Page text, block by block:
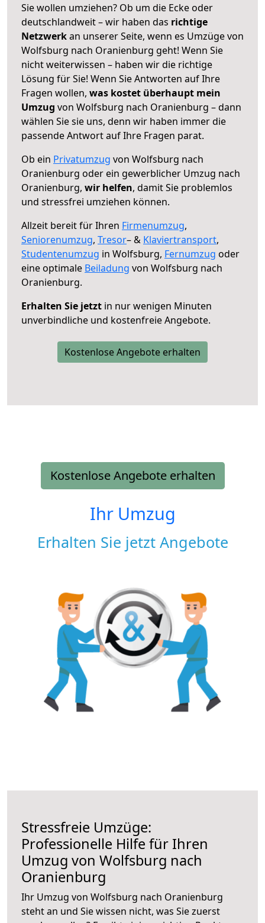
Sie wollen umziehen? Ob um die Ecke oder
deutschlandweit – wir haben das richtige
Netzwerkan unserer Seite, wenn es Umzüge von
Wolfsburg nach Oranienburg geht! Wenn Sie
nicht weiterwissen – haben wir die richtige
Lösung für Sie! Wenn Sie Antworten auf Ihre
Fragen wollen, was kostet überhaupt mein
Umzug von Wolfsburg nach Oranienburg – dann
wählen Sie sie uns, denn wir haben immer die
passende Antwort auf Ihre Fragen parat.
Ob ein Privatumzug von Wolfsburg nach
Oranienburg oder ein gewerblicher Umzug nach
Oranienburg, wir helfen, damit Sie problemlos
und stressfrei umziehen können.
Allzeit bereit für Ihren Firmenumzug,
Seniorenumzug, Tresor– & Klaviertransport,
Studentenumzug in Wolfsburg, Fernumzug oder
eine optimale Beiladung von Wolfsburg nach
Oranienburg.
Erhalten Sie jetzt in nur wenigen Minuten
unverbindliche und kostenfreie Angebote.
Kostenlose Angebote erhalten
Kostenlose Angebote erhalten
Ihr Umzug
Erhalten Sie jetzt Angebote
Stressfreie Umzüge:
Professionelle Hilfe für Ihren
Umzug von Wolfsburg nach
Oranienburg
Ihr Umzug von Wolfsburg nach Oranienburg
steht an und Sie wissen nicht, was Sie zuerst